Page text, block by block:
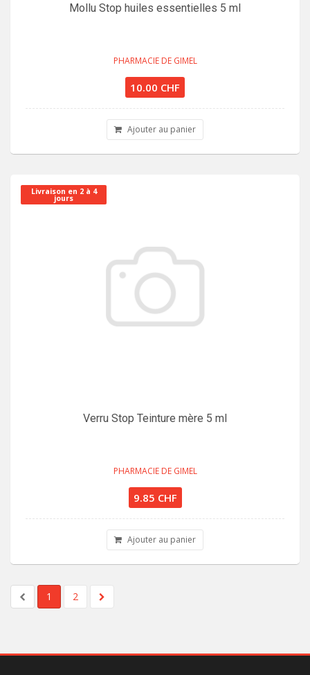
Mollu Stop huiles essentielles 5 ml
PHARMACIE DE GIMEL
10.00 CHF
Ajouter au panier
Livraison en 2 à 4
jours
Verru Stop Teinture mère 5 ml
PHARMACIE DE GIMEL
9.85 CHF
Ajouter au panier
1 2